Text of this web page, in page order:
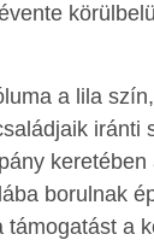
a lila
iránti
keretében
borulnak
támogatást a